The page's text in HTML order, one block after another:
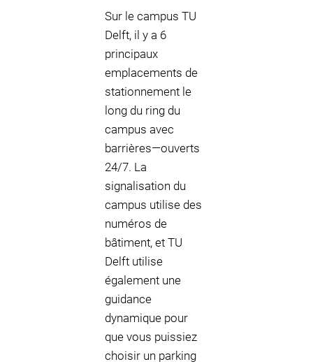
Sur le campus TU
Delft, il y a 6
principaux
emplacements de
stationnement le
long du ring du
campus avec
barrières—ouverts
24/7. La
signalisation du
campus utilise des
numéros de
bâtiment, et TU
Delft utilise
également une
guidance
dynamique pour
que vous puissiez
choisir un parking